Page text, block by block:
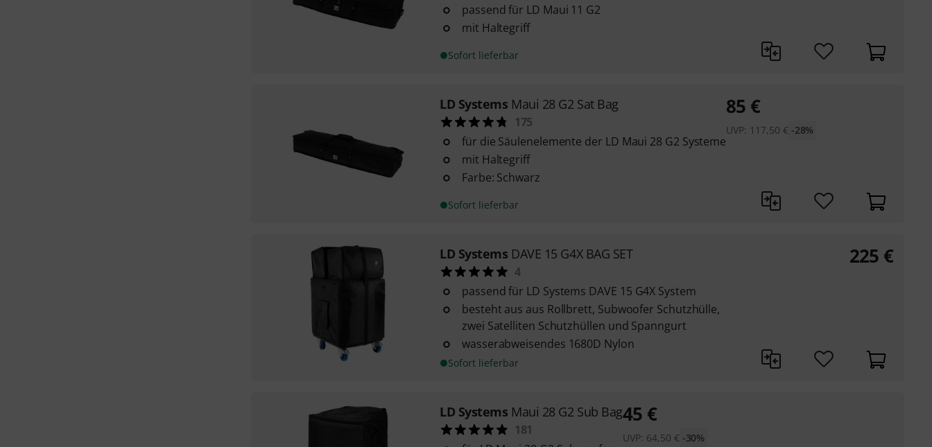
passend für LD Maui 11 G2
mit Haltegriff
Sofort lieferbar
LD Systems Maui 28 G2 Sat Bag
175
für die Säulenelemente der LD Maui 28 G2 Systeme
mit Haltegriff
Farbe: Schwarz
Sofort lieferbar
85 €
UVP: 117,50 € -28%
LD Systems DAVE 15 G4X BAG SET
4
passend für LD Systems DAVE 15 G4X System
besteht aus aus Rollbrett, Subwoofer Schutzhülle,
zwei Satelliten Schutzhüllen und Spanngurt
wasserabweisendes 1680D Nylon
Sofort lieferbar
225 €
LD Systems Maui 28 G2 Sub Bag
181
45 €
UVP: 64,50 € -30%